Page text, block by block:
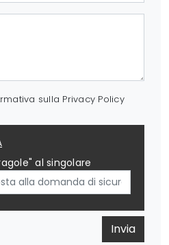
sulla Privacy Policy
al singolare
Invia